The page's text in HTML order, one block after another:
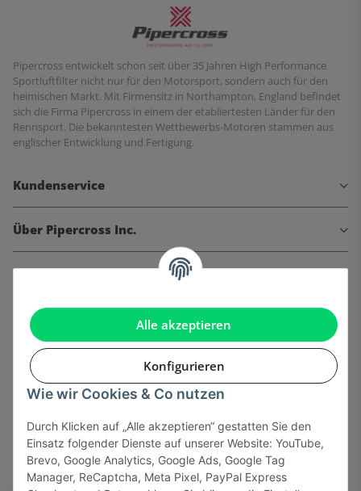
Alle akzeptieren
Konfigurieren
Wie wir Cookies & Co nutzen
Durch Klicken auf „Alle akzeptieren“ gestatten Sie den
Einsatz folgender Dienste auf unserer Website: YouTube,
Brevo, Google Analytics, Google Ads, Google Tag
Manager, ReCaptcha, Meta Pixel, PayPal Express
Pipercross entwickelt schon seit über 35 Jahren High Performance
Sportluftfilter nicht nur für den Motorsport, sondern auch für den
heimischen Markt. Mit Firmensitz in Northampton, England befindet
sich die Firma Pipercross in einem der etabliertesten Länder für den
Rennsport. Die bekanntesten Wettbewerbs-Motoren stammen aus
englischer Entwicklung und Fertigung.
Kundenservice
Über Pipercross Inc.
Informationen
Gesetzliche Informationen
Sicher bezahlen via: